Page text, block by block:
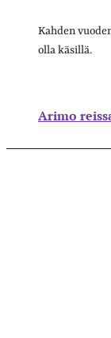
Kahden
olla käsillä.
Arimo